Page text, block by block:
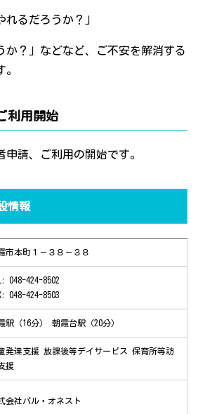
れるだろうか？」
か？」などなど、ご不安を解消する
利用開始
請、ご利用の開始です。
情報
市本町１－３８－３８
048-424-8502
048-424-8503
駅（16分） 朝霞台駅（20分）
発達支援 放課後等デイサービス 保育所等訪
援
会社パル・オネスト